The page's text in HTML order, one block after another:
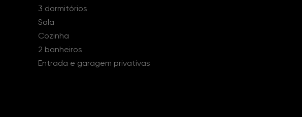
3 dormitórios
Sala
Cozinha
2 banheiros
Entrada e garagem privativas